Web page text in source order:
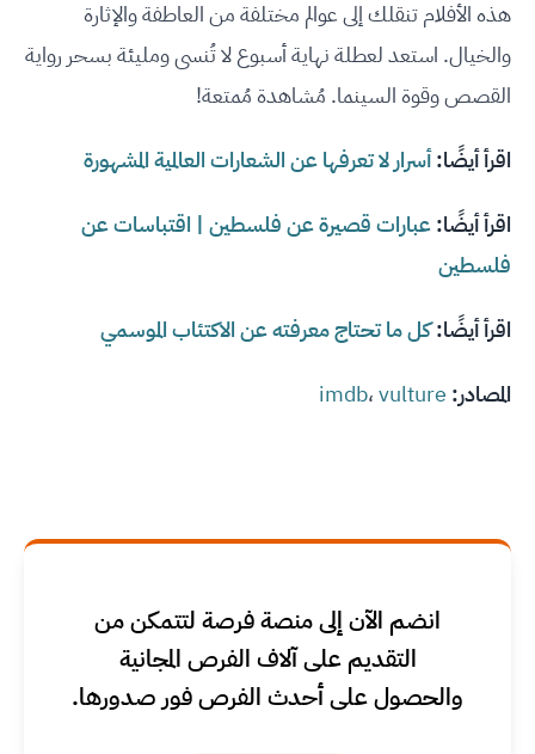
هذه الأفلام تنقلك إلى عوالم مختلفة من العاطفة والإثارة
والخيال. استعد لعطلة نهاية أسبوع لا تُنسى ومليئة بسحر رواية
القصص وقوة السينما. مُشاهدة مُمتعة!
اقرأ أيضًا:أسرار لا تعرفها عن الشعارات العالمية المشهورة
اقرأ أيضًا:عبارات قصيرة عن فلسطين | اقتباسات عن
فلسطين
اقرأ أيضًا:كل ما تحتاج معرفته عن الاكتئاب الموسمي
المصادر:
imdb،vulture
انضم الآن إلى منصة فرصة لتتمكن من
التقديم على آلاف الفرص المجانية
والحصول على أحدث الفرص فور صدورها.